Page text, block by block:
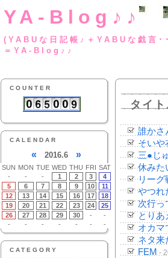
YA-Blog♪♪
(YABUな日記帳♪
＝YA-Blog♪♪
COUNTER
CALENDAR
« 2016.6 »
SUN MON TUE WED THU FRI SAT
-
- - 1 2 3
4
5
6 7 8 9 10
11
12
13 14 15 16 17
18
19
20 21 22 23 24
25
26
27 28 29 30 -
-
-
- - - - - -
CATEGORY
タイ
誰かさ
そいや
三●じ
休みた
リーグ
やつれ
次行っ
とりあ
オカマ
ネタ来
FEM -